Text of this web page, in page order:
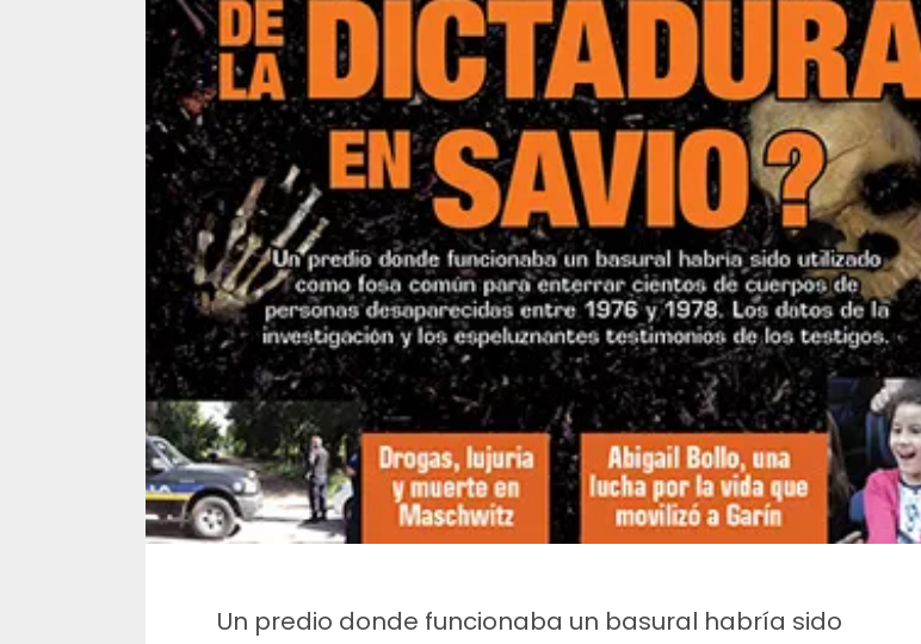
Un predio donde funcionaba un basural habría sido